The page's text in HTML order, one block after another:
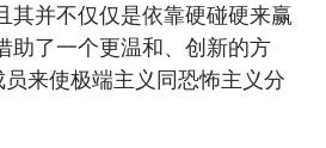
其并不仅仅是依靠硬碰硬来赢
助了一个更温和、创新的方
员来使极端主义同恐怖主义分